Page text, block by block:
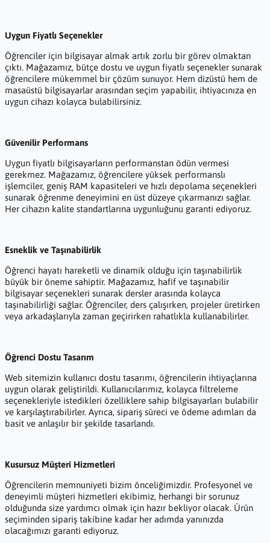
Uygun Fiyatlı Seçenekler
Öğrenciler için bilgisayar almak artık zorlu bir görev olmaktan
çıktı. Mağazamız, bütçe dostu ve uygun fiyatlı seçenekler sunarak
öğrencilere mükemmel bir çözüm sunuyor. Hem dizüstü hem de
masaüstü bilgisayarlar arasından seçim yapabilir, ihtiyacınıza en
uygun cihazı kolayca bulabilirsiniz.
Güvenilir Performans
Uygun fiyatlı bilgisayarların performanstan ödün vermesi
gerekmez. Mağazamız, öğrencilere yüksek performanslı
işlemciler, geniş RAM kapasiteleri ve hızlı depolama seçenekleri
sunarak öğrenme deneyimini en üst düzeye çıkarmanızı sağlar.
Her cihazın kalite standartlarına uygunluğunu garanti ediyoruz.
Esneklik ve Taşınabilirlik
Öğrenci hayatı hareketli ve dinamik olduğu için taşınabilirlik
büyük bir öneme sahiptir. Mağazamız, hafif ve taşınabilir
bilgisayar seçenekleri sunarak dersler arasında kolayca
taşınabilirliği sağlar. Öğrenciler, ders çalışırken, projeler üretirken
veya arkadaşlarıyla zaman geçirirken rahatlıkla kullanabilirler.
Öğrenci Dostu Tasarım
Web sitemizin kullanıcı dostu tasarımı, öğrencilerin ihtiyaçlarına
uygun olarak geliştirildi. Kullanıcılarımız, kolayca filtreleme
seçenekleriyle istedikleri özelliklere sahip bilgisayarları bulabilir
ve karşılaştırabilirler. Ayrıca, sipariş süreci ve ödeme adımları da
basit ve anlaşılır bir şekilde tasarlandı.
Kusursuz Müşteri Hizmetleri
Öğrencilerin memnuniyeti bizim önceliğimizdir. Profesyonel ve
deneyimli müşteri hizmetleri ekibimiz, herhangi bir sorunuz
olduğunda size yardımcı olmak için hazır bekliyor olacak. Ürün
seçiminden sipariş takibine kadar her adımda yanınızda
olacağımızı garanti ediyoruz.